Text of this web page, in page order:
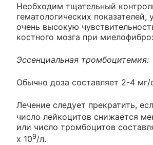
Необходим тщательный
гематологических показателей,
очень высокую
костного мозга при
Эссенциальная тромбоцитемия:
Обычно доза составляет 2-4 мг/
Лечение следует прекратить,
число лейкоцитов снижается
или число тромбоцитов
х 109/л.